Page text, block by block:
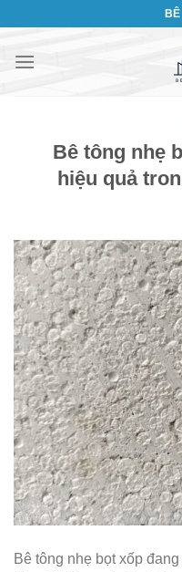
nội
Bê tông nhẹ
hiệu quả
Bê tông nhẹ bọt xốp